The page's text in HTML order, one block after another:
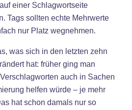
einer Schlagwortseite
Tags sollten echte Mehrwerte
nur Platz wegnehmen.
was sich in den letzten zehn
hat: früher ging man
auch in Sachen
helfen würde – je mehr
hat schon damals nur so